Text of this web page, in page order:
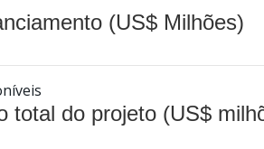
(US$ Milhões)
total do projeto (US$